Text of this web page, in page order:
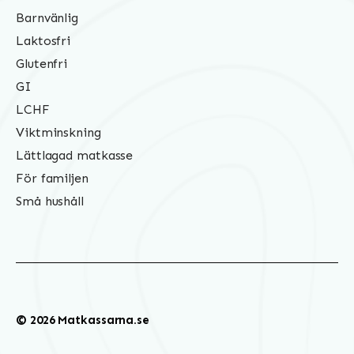
Barnvänlig
Laktosfri
Glutenfri
GI
LCHF
Viktminskning
Lättlagad matkasse
För familjen
Små hushåll
© 2026 Matkassarna.se